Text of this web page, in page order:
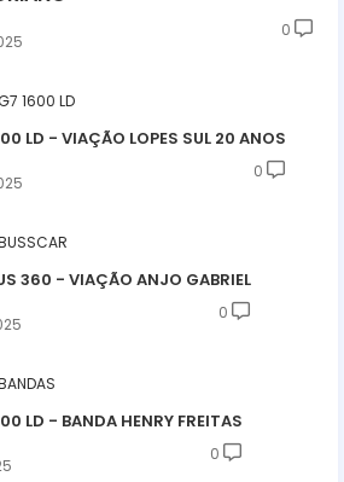
0
1600 LD
LD - VIAÇÃO LOPES SUL 20 ANOS
0
360 - VIAÇÃO ANJO GABRIEL
0
LD - BANDA HENRY FREITAS
0